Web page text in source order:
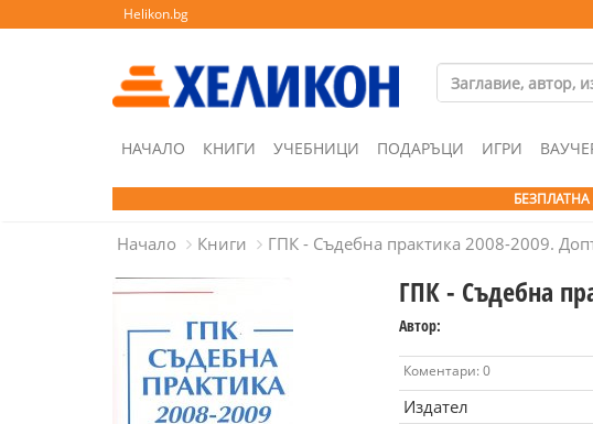
Helikon.bg
НАЧАЛО КНИГИ УЧЕБНИЦИ ПОДАРЪЦИ ИГРИ
Начало Книги ГПК - Съдебна практика 2008-2009.
ГПК - Съдебна
Автор:
Коментари: 0
Издател